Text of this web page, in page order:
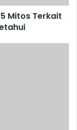
Mitos Terkait